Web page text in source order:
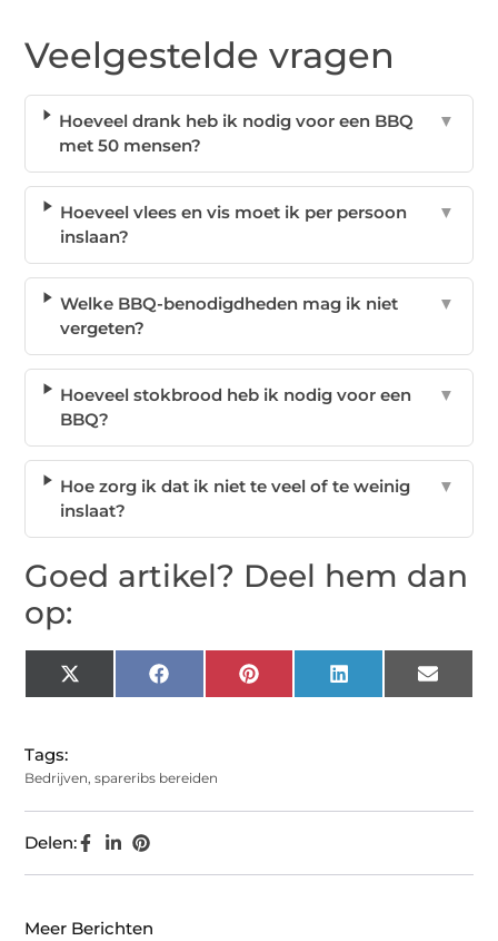
Veelgestelde vragen
Hoeveel drank heb ik nodig voor een BBQ
met 50 mensen?
▼
Hoeveel vlees en vis moet ik per persoon
inslaan?
▼
Welke BBQ-benodigdheden mag ik niet
vergeten?
▼
Hoeveel stokbrood heb ik nodig voor een
BBQ?
▼
Hoe zorg ik dat ik niet te veel of te weinig
inslaat?
▼
Goed artikel? Deel hem dan
op:
X
(Twitter)
Facebook Pinterest LinkedIn Email
Tags:
Bedrijven,spareribs bereiden
Delen:
Meer Berichten